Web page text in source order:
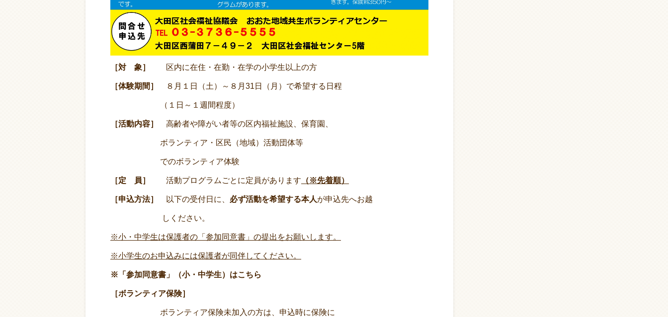
［対 象］ 区内に在住・在勤・在学の小学生以上の方
［体験期間］ ８月１日（土）～８月31日（月）で希望する日程
（１日～１週間程度）
［活動内容］ 高齢者や障がい者等の区内福祉施設、保育園、
ボランティア・区民（地域）活動団体等
でのボランティア体験
［定 員］ 活動プログラムごとに定員があります （※先着順）
［申込方法］ 以下の受付日に、 必ず活動を希望する本人が申込先へお越
しください。
※小・中学生は保護者の「参加同意書」の提出をお願いします。
※小学生のお申込みには保護者が同伴してください。
※「参加同意書」（小・中学生）はこちら
［ボランティア保険］
ボランティア保険未加入の方は、申込時に保険に